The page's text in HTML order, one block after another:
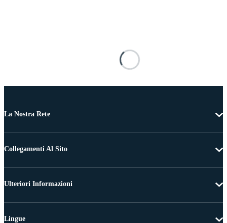
La Nostra Rete
Collegamenti Al Sito
Ulteriori Informazioni
Lingue